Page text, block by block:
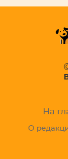
На
О